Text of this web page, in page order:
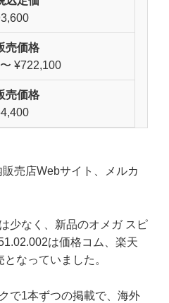
売価格
¥722,100
売価格
売店Webサイト、メルカ
少なく、新品のオメガ スピ
は価格コム、楽天
なっていました。
で1本ずつの掲載で、海外